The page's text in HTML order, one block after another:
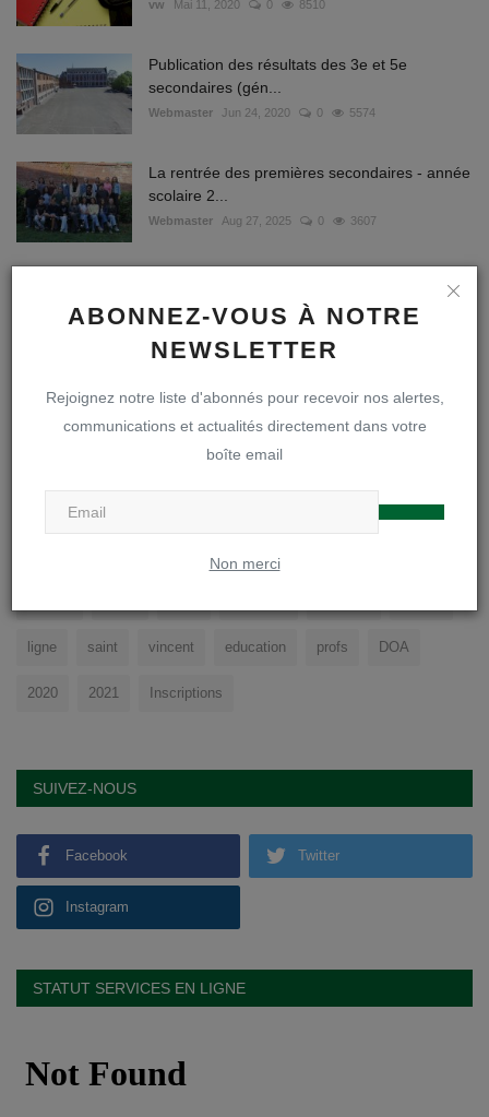
ABONNEZ-VOUS À NOTRE
NEWSLETTER
Rejoignez notre liste d'abonnés pour recevoir nos alertes,
communications et actualités directement dans votre
boîte email
Non merci
vw Mai 11, 2020 0 8510
Publication des résultats des 3e et 5e
secondaires (gén...
Webmaster Jun 24, 2020 0 5574
La rentrée des premières secondaires - année
scolaire 2...
Webmaster Aug 27, 2025 0 3607
Ephémérides du troisième trimestre | Année
scolaire 202...
Aux parents des élèves qui ont loué des
manuels via REN...
TAGS
ligne saint vincent education profs DOA
2020 2021 Inscriptions
SUIVEZ-NOUS
Facebook Twitter
Instagram
STATUT SERVICES EN LIGNE